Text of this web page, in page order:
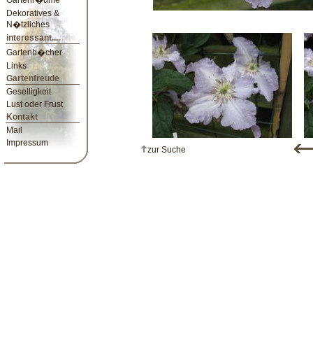
Dekoratives &
N�tzliches
interessant....
Gartenb�cher
Links
Gartenfreude
Geselligkeit
Lust oder Frust
Kontakt
Mail
Impressum
zur Suche